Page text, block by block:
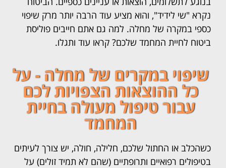
נקרא "שי לידיד", והוא מציע עוד הרבה יותר מרק שיפוי
כספי במקרה של מחלה. למה גם אתם חייבים פוליסת
ביטוח לחיית המחמד שלכם? קראו עוד ותגלו.
שיפוי במקרים של מחלה - על
כל ההוצאות הצפויות לכם
עבור טיפול מעולה בחיית
המחמד
כשהכלב או החתול שלכם, חלילה, חולה, יש צורך לעיתים
בטיפולים רפואיים ותרופתיים (שהם לא תמיד זולים) על